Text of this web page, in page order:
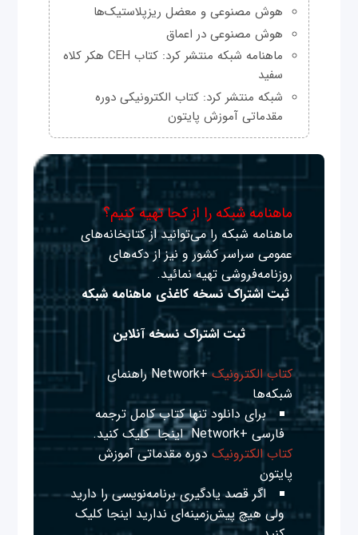
هوش مصنوعی و معضل ریزپلاستیک‌ها
هوش مصنوعی در اعماق
ماهنامه شبکه منتشر کرد: کتاب CEH هکر کلاه
سفید
شبکه منتشر کرد: کتاب الکترونیکی دوره
مقدماتی آموزش پایتون
ماهنامه شبکه را از کجا تهیه کنیم؟
ماهنامه شبکه را می‌توانید از کتابخانه‌های
عمومی سراسر کشور و نیز از دکه‌های
روزنامه‌فروشی تهیه نمائید.
ثبت اشتراک نسخه کاغذی ماهنامه شبکه
ثبت اشتراک نسخه آنلاین
کتاب الکترونیک
+Network راهنمای
شبکه‌ها
برای دانلود تنها کتاب کامل ترجمه
فارسی +Network
اینجا کلیک کنید.
کتاب الکترونیک دوره مقدماتی آموزش
پایتون
اگر قصد یادگیری برنامه‌نویسی را دارید
ولی هیچ پیش‌زمینه‌ای نداریداینجا کلیک